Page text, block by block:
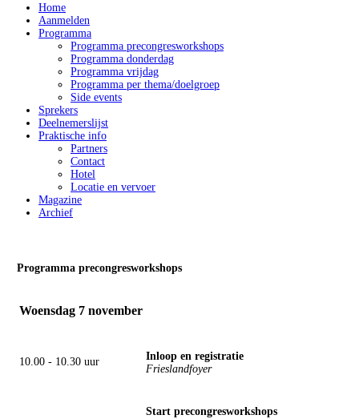
Home
Aanmelden
Programma
Programma precongresworkshops
Programma donderdag
Programma vrijdag
Programma per thema/doelgroep
Side events
Sprekers
Deelnemerslijst
Praktische info
Partners
Contact
Hotel
Locatie en vervoer
Magazine
Archief
Programma precongresworkshops
Woensdag 7 november
10.00 - 10.30 uur
Inloop en registratie
Frieslandfoyer
Start precongresworkshops